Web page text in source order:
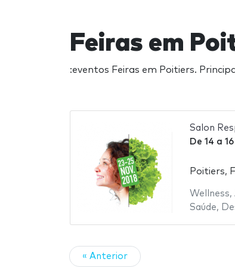
Feiras em
:eventos Feiras em Poitiers.
Salon
De 14 a
Poitiers,
Wellness,
Saúde,
« Anterior